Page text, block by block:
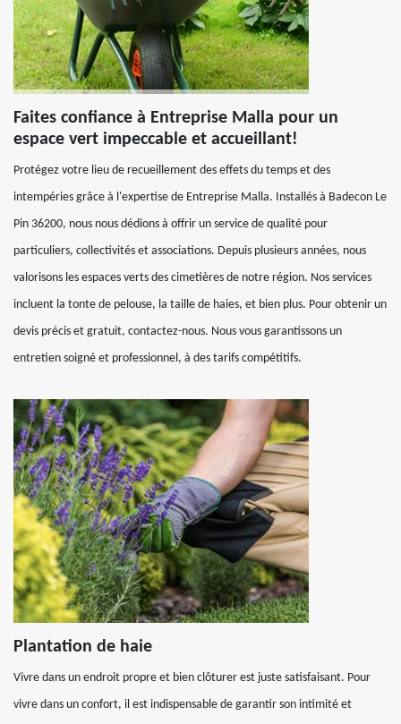
Faites confiance à Entreprise Malla pour un
espace vert impeccable et accueillant!
Protégez votre lieu de recueillement des effets du temps et des
intempéries grâce à l'expertise de Entreprise Malla. Installés à Badecon Le
Pin 36200, nous nous dédions à offrir un service de qualité pour
particuliers, collectivités et associations. Depuis plusieurs années, nous
valorisons les espaces verts des cimetières de notre région. Nos services
incluent la tonte de pelouse, la taille de haies, et bien plus. Pour obtenir un
devis précis et gratuit, contactez-nous. Nous vous garantissons un
entretien soigné et professionnel, à des tarifs compétitifs.
Plantation de haie
Vivre dans un endroit propre et bien clôturer est juste satisfaisant. Pour
vivre dans un confort, il est indispensable de garantir son intimité et